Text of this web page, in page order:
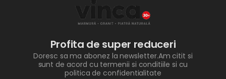
Profita de super reduceri
Doresc sa ma abonez la newsletter.Am citit si
sunt de acord cu termenii si conditiile si cu
politica de confidentialitate